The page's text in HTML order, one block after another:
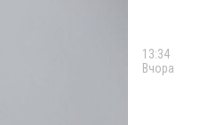
13:34
Вчора